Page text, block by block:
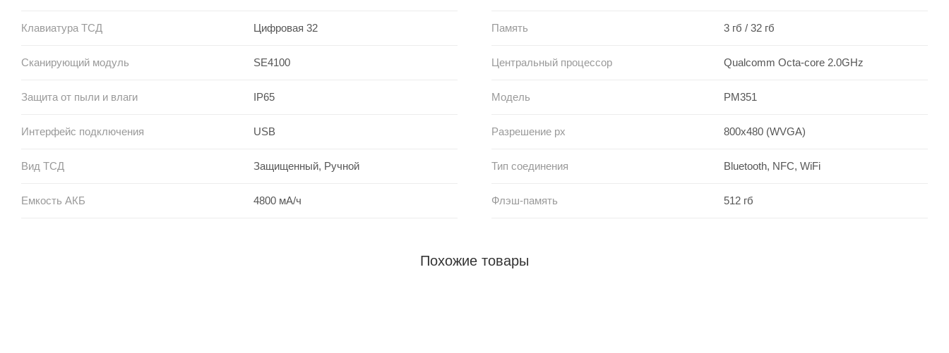
Клавиатура ТСД Цифровая 32 Память 3 гб / 32 гб
Сканирующий модуль SE4100 Центральный процессор Qualcomm Octa-core 2.0GHz
Защита от пыли и влаги IP65 Модель PM351
Интерфейс подключения USB Разрешение px 800х480 (WVGA)
Вид ТСД Защищенный, Ручной Тип соединения Bluetooth, NFС, WiFi
Емкость АКБ 4800 мА/ч Флэш-память 512 гб
Похожие товары